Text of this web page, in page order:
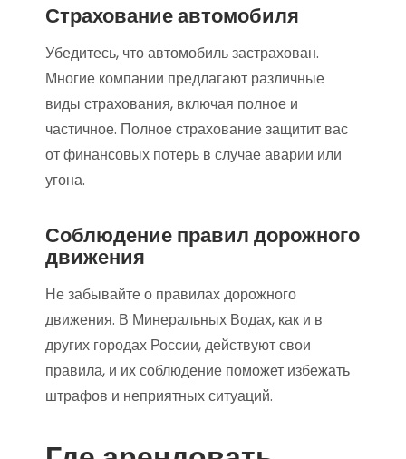
Страхование автомобиля
Убедитесь, что автомобиль застрахован.
Многие компании предлагают различные
виды страхования, включая полное и
частичное. Полное страхование защитит вас
от финансовых потерь в случае аварии или
угона.
Соблюдение правил дорожного
движения
Не забывайте о правилах дорожного
движения. В Минеральных Водах, как и в
других городах России, действуют свои
правила, и их соблюдение поможет избежать
штрафов и неприятных ситуаций.